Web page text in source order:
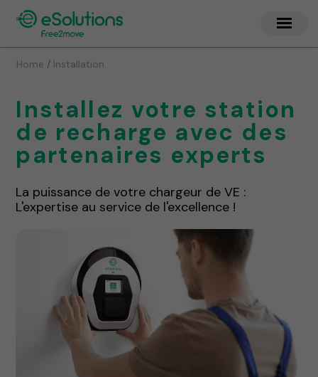
Home / Installation
Installez votre station
de recharge avec des
partenaires experts
La puissance de votre chargeur de VE :
L'expertise au service de l'excellence !